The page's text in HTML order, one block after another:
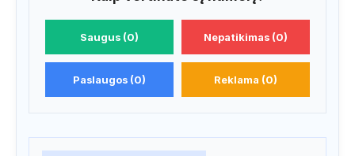
Saugus (0) Nepatikimas (0)
Paslaugos (0) Reklama (0)